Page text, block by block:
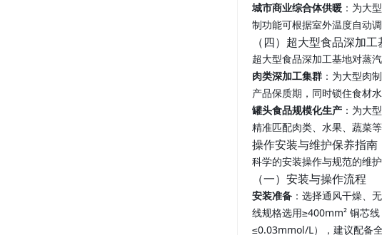
城市商业综合体供暖 ：为大
制功能可根据室外温度自动
（四）超大型食品深加工
超大型食品深加工基地对蒸
肉类深加工集群 ：为大型肉
产品保质期，同时锁住食材
罐头食品规模化生产 ：为大
精准匹配肉类、水果、蔬菜
操作安装与维护保养指南
科学的安装操作与规范的维
（一）安装与操作流程
安装准备 ：选择通风干燥、
线规格选用≥400mm² 铜芯
≤0.03mmol/L），建议配备